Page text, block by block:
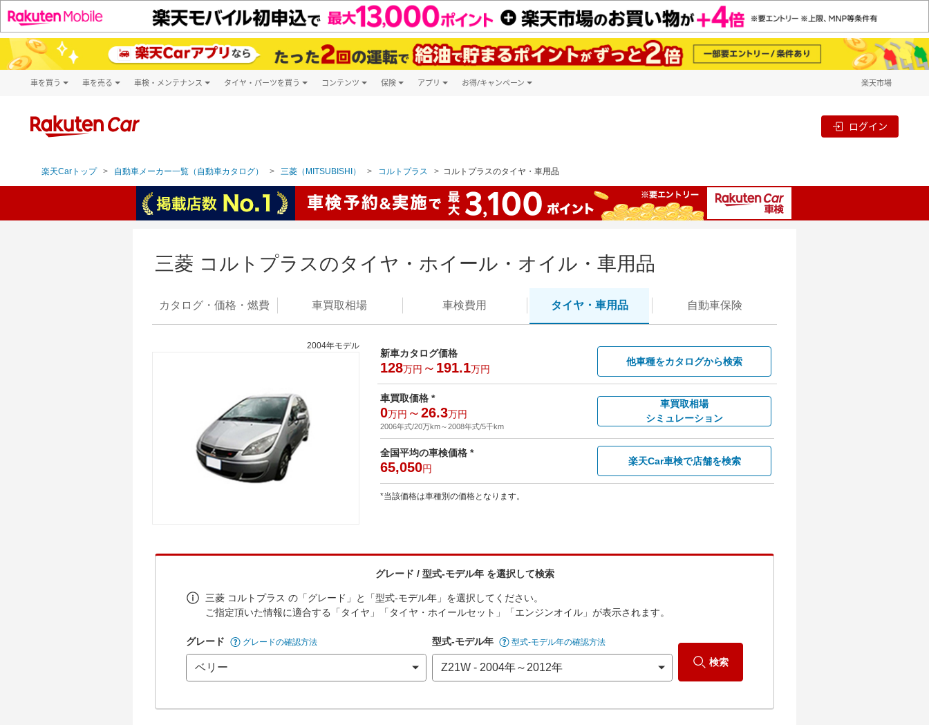
車を買う
新車
車を売る 車検・メンテナンス タイヤ・パーツを買う コンテンツ 保険 アプリ お得/キャンペーン 楽天市場
ログイン
楽天Carトップ 自動車メーカー一覧（自動車カタログ） 三菱（MITSUBISHI） コルトプラス コルトプラスのタイヤ・車用品
三菱 コルトプラスのタイヤ・ホイール・オイル・車用品
カタログ・価格・燃費 車買取相場 車検費用 タイヤ・ 車用品 自動車保険
2004年モデル
新車カタログ価格
128万円 ～ 191.1万円
他車種をカタログから検索
車買取価格 *
0万円 ～26.3万円
2006年式/20万km～2008年式/5千km
車買取相場
シミュレーション
全国平均の車検価格 *
65,050円
楽天Car車検で店舗を検索
*当該価格は車種別の価格となります。
グレード / 型式-モデル年 を選択して検索
三菱 コルトプラス の「グレード」と「型式-モデル年」を選択してください。
ご指定頂いた情報に適合する「タイヤ」「タイヤ・ホイールセット」「エンジンオイル」が表示されます。
グレード グレードの確認方法 型式-モデル年 型式-モデル年の確認方法
検索